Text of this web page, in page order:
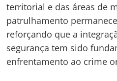
territorial e das áreas de
patrulhamento
reforçando que a
segurança tem sido
enfrentamento ao crime